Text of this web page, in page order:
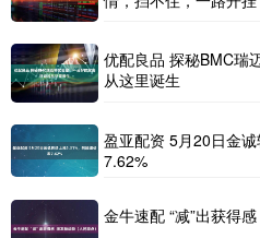
优配良品 探秘BMC瑞
从这里诞生
盈亚配资 5月20日金
7.62%
金牛速配 “减”出获得